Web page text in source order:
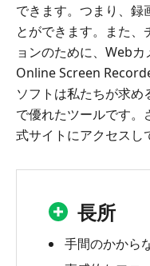
できます。つまり、録
とができます。また
ョンのために、Web
Online Screen
ソフトは私たちが求
で優れたツールです。
式サイトにアクセスし
長所
手間のかから